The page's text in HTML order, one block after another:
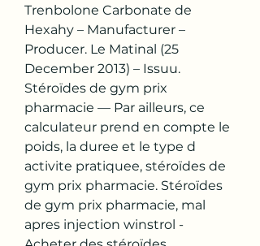
Trenbolone Carbonate de
Hexahy – Manufacturer –
Producer. Le Matinal (25
December 2013) – Issuu.
Stéroïdes de gym prix
pharmacie — Par ailleurs, ce
calculateur prend en compte le
poids, la duree et le type d
activite pratiquee, stéroïdes de
gym prix pharmacie. Stéroïdes
de gym prix pharmacie, mal
apres injection winstrol -